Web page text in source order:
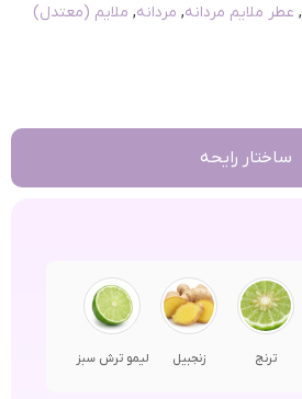
, عطر ملایم مردانه, مردانه, ملایم (معتدل)
ساختار رایحه
ترنج زنجبیل لیمو ترش سبز